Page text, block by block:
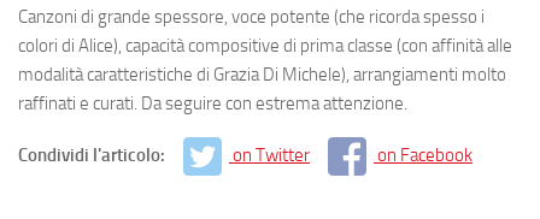
Canzoni di grande spessore, voce potente (che ricorda spesso i
colori di Alice), capacità compositive di prima classe (con affinità alle
modalità caratteristiche di Grazia Di Michele), arrangiamenti molto
raffinati e curati. Da seguire con estrema attenzione.
Condividi l'articolo: on Twitter on Facebook